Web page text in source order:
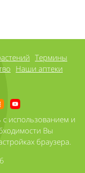
Термины
Наши аптеки
использованием и
Вы
браузера.